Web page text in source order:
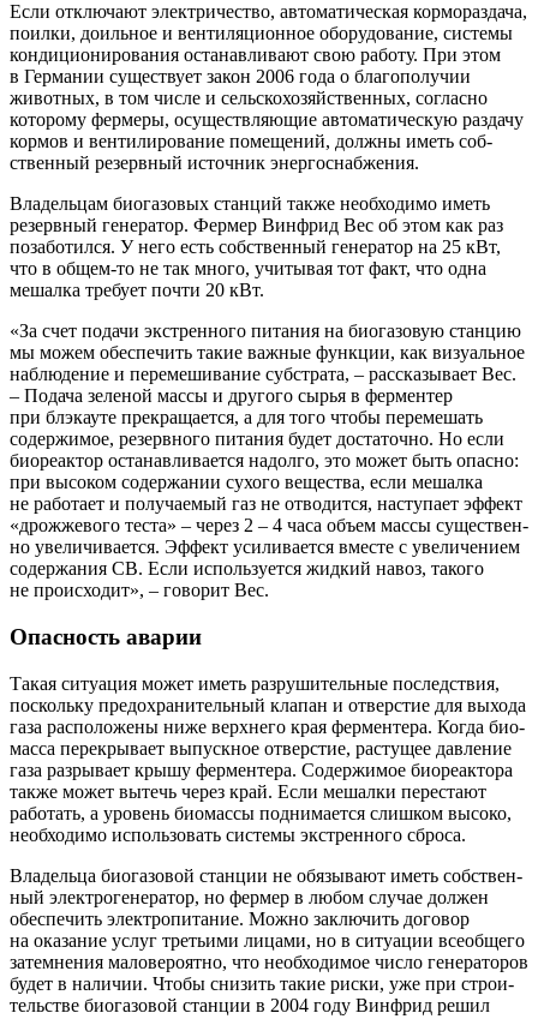
Если отклю­ча­ют элек­три­че­ство, авто­ма­ти­че­ская кор­мо­раз­да­ча,
поил­ки, доиль­ное и вен­ти­ля­ци­он­ное обо­ру­до­ва­ние, систе­мы
кон­ди­ци­о­ни­ро­ва­ния оста­нав­ли­ва­ют свою рабо­ту. При этом
в Гер­ма­нии суще­ству­ет закон 2006 года о бла­го­по­лу­чии
живот­ных, в том чис­ле и сель­ско­хо­зяй­ствен­ных, соглас­но
кото­ро­му фер­ме­ры, осу­ществ­ля­ю­щие авто­ма­ти­че­скую раз­да­чу
кор­мов и вен­ти­ли­ро­ва­ние поме­ще­ний, долж­ны иметь соб­
ствен­ный резерв­ный источ­ник энергоснабжения.
Вла­дель­цам био­га­зо­вых стан­ций так­же необ­хо­ди­мо иметь
резерв­ный гене­ра­тор. Фер­мер Вин­фрид Вес об этом как раз
поза­бо­тил­ся. У него есть соб­ствен­ный гене­ра­тор на 25 кВт,
что в общем-то не так мно­го, учи­ты­вая тот факт, что одна
мешал­ка тре­бу­ет почти 20 кВт.
«За счет пода­чи экс­трен­но­го пита­ния на био­га­зо­вую стан­цию
мы можем обес­пе­чить такие важ­ные функ­ции, как визу­аль­ное
наблю­де­ние и пере­ме­ши­ва­ние суб­стра­та, – рас­ска­зы­ва­ет Вес.
– Пода­ча зеле­ной мас­сы и дру­го­го сырья в фер­мен­тер
при блэка­у­те пре­кра­ща­ет­ся, а для того что­бы пере­ме­шать
содер­жи­мое, резерв­но­го пита­ния будет доста­точ­но. Но если
био­ре­ак­тор оста­нав­ли­ва­ет­ся надол­го, это может быть опас­но:
при высо­ком содер­жа­нии сухо­го веще­ства, если мешал­ка
не рабо­та­ет и полу­ча­е­мый газ не отво­дит­ся, насту­па­ет эффект
«дрож­же­во­го теста» – через 2 – 4 часа объ­ем мас­сы суще­ствен­
но уве­ли­чи­ва­ет­ся. Эффект уси­ли­ва­ет­ся вме­сте с уве­ли­че­ни­ем
содер­жа­ния СВ. Если исполь­зу­ет­ся жид­кий навоз, тако­го
не про­ис­хо­дит», – гово­рит Вес.
Опасность аварии
Такая ситу­а­ция может иметь раз­ру­ши­тель­ные послед­ствия,
посколь­ку предо­хра­ни­тель­ный кла­пан и отвер­стие для выхо­да
газа рас­по­ло­же­ны ниже верх­не­го края фер­мен­те­ра. Когда био­
мас­са пере­кры­ва­ет выпуск­ное отвер­стие, рас­ту­щее дав­ле­ние
газа раз­ры­ва­ет кры­шу фер­мен­те­ра. Содер­жи­мое био­ре­ак­то­ра
так­же может вытечь через край. Если мешал­ки пере­ста­ют
рабо­тать, а уро­вень био­мас­сы под­ни­ма­ет­ся слиш­ком высо­ко,
необ­хо­ди­мо исполь­зо­вать систе­мы экс­трен­но­го сброса.
Вла­дель­ца био­га­зо­вой стан­ции не обя­зы­ва­ют иметь соб­ствен­
ный элек­тро­ге­не­ра­тор, но фер­мер в любом слу­чае дол­жен
обес­пе­чить элек­тро­пи­та­ние. Мож­но заклю­чить дого­вор
на ока­за­ние услуг тре­тьи­ми лица­ми, но в ситу­а­ции все­об­ще­го
затем­не­ния мало­ве­ро­ят­но, что необ­хо­ди­мое чис­ло гене­ра­то­ров
будет в нали­чии. Что­бы сни­зить такие рис­ки, уже при стро­и­
тель­стве био­га­зо­вой стан­ции в 2004 году Вин­фрид решил